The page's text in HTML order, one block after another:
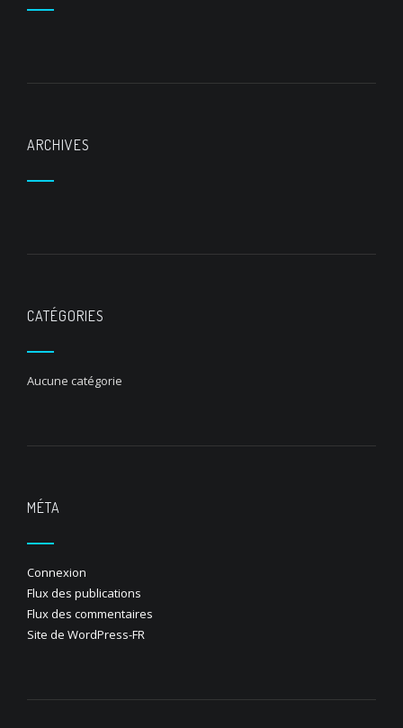
ARCHIVES
CATÉGORIES
Aucune catégorie
MÉTA
Connexion
Flux des publications
Flux des commentaires
Site de WordPress-FR